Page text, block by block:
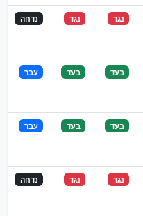
נגד נגד נדחה
בעד בעד עבר
בעד בעד עבר
נגד נגד נדחה